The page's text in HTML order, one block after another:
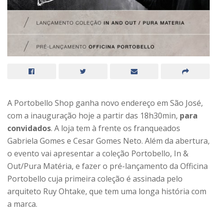
A Portobello Shop ganha novo endereço em São José,
com a inauguração hoje a partir das 18h30min, para
convidados. A loja tem à frente os franqueados
Gabriela Gomes e Cesar Gomes Neto. Além da abertura,
o evento vai apresentar a coleção Portobello, In &
Out/Pura Matéria, e fazer o pré-lançamento da Officina
Portobello cuja primeira coleção é assinada pelo
arquiteto Ruy Ohtake, que tem uma longa história com
a marca.